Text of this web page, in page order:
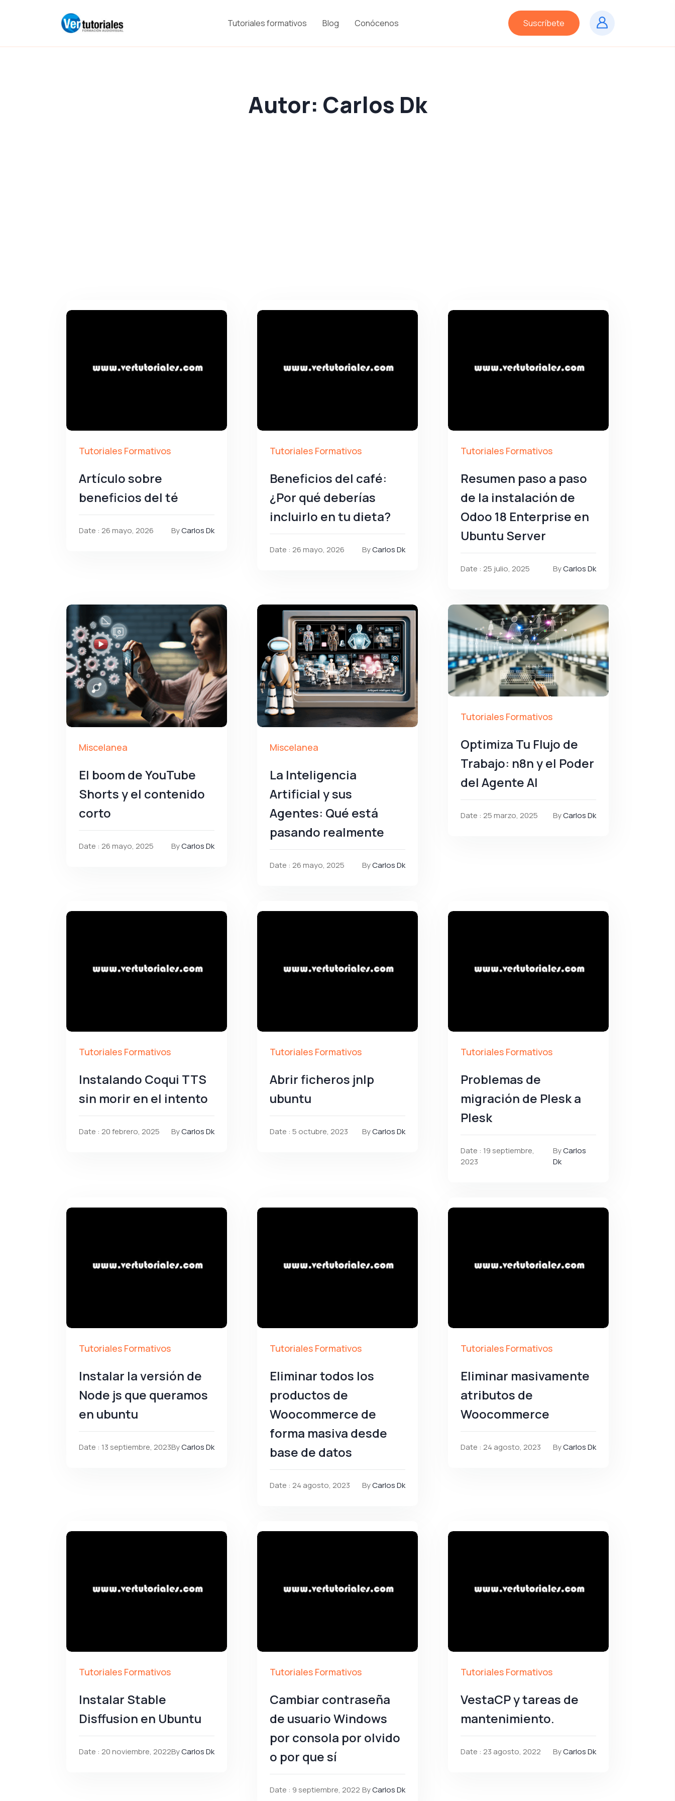
Tutoriales formativos Blog Conócenos Suscríbete
Autor: Carlos Dk
Tutoriales Formativos
Artículo sobre
beneficios del té
Date : 26 mayo, 2026 ByCarlos Dk
Tutoriales Formativos
Beneficios del café:
¿Por qué deberías
incluirlo en tu dieta?
Date : 26 mayo, 2026 ByCarlos Dk
Tutoriales Formativos
Resumen paso a paso
de la instalación de
Odoo 18 Enterprise en
Ubuntu Server
Date : 25 julio, 2025 ByCarlos Dk
Miscelanea
El boom de YouTube
Shorts y el contenido
corto
Date : 26 mayo, 2025 ByCarlos Dk
Miscelanea
La Inteligencia
Artificial y sus
Agentes: Qué está
pasando realmente
Date : 26 mayo, 2025 ByCarlos Dk
Tutoriales Formativos
Optimiza Tu Flujo de
Trabajo: n8n y el Poder
del Agente AI
Date : 25 marzo, 2025 ByCarlos Dk
Tutoriales Formativos
Instalando Coqui TTS
sin morir en el intento
Date : 20 febrero, 2025 ByCarlos Dk
Tutoriales Formativos
Abrir ficheros jnlp
ubuntu
Date : 5 octubre, 2023 ByCarlos Dk
Tutoriales Formativos
Problemas de
migración de Plesk a
Plesk
Date : 19 septiembre,
2023
ByCarlos
Dk
Tutoriales Formativos
Instalar la versión de
Node js que queramos
en ubuntu
Date : 13 septiembre, 2023ByCarlos Dk
Tutoriales Formativos
Eliminar todos los
productos de
Woocommerce de
forma masiva desde
base de datos
Date : 24 agosto, 2023 ByCarlos Dk
Tutoriales Formativos
Eliminar masivamente
atributos de
Woocommerce
Date : 24 agosto, 2023 ByCarlos Dk
Tutoriales Formativos
Instalar Stable
Disffusion en Ubuntu
Date : 20 noviembre, 2022ByCarlos Dk
Tutoriales Formativos
Cambiar contraseña
de usuario Windows
por consola por olvido
o por que sí
Date : 9 septiembre, 2022 ByCarlos Dk
Tutoriales Formativos
VestaCP y tareas de
mantenimiento.
Date : 23 agosto, 2022 ByCarlos Dk